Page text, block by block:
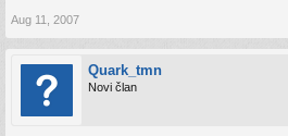
Aug 11, 2007
Quark_tmn
Novi član